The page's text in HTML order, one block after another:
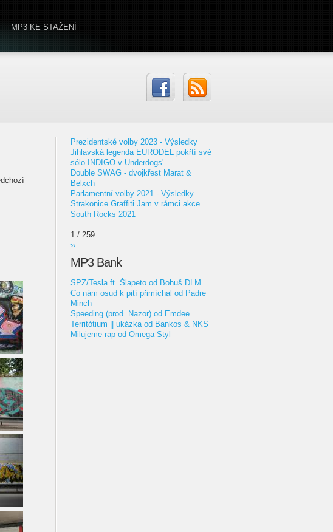
MP3 KE STAŽENÍ
Prezidentské volby 2023 - Výsledky
Jihlavská legenda EURODEL pokřtí své
sólo INDIGO v Underdogs'
Double SWAG - dvojkřest Marat &
Belxch
Parlamentní volby 2021 - Výsledky
Strakonice Graffiti Jam v rámci akce
South Rocks 2021
1 / 259
››
MP3 Bank
SPZ/Tesla ft. Šlapeto od Bohuš DLM
Co nám osud k pití přimíchal od Padre
Minch
Speeding (prod. Nazor) od Emdee
Territótium || ukázka od Bankos & NKS
Milujeme rap od Omega Styl